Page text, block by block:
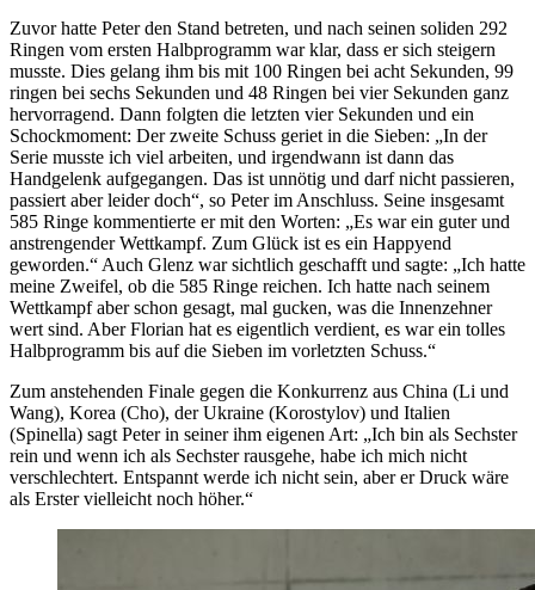
Zuvor hatte Peter den Stand betreten, und nach seinen soliden 292
Ringen vom ersten Halbprogramm war klar, dass er sich steigern
musste. Dies gelang ihm bis mit 100 Ringen bei acht Sekunden, 99
ringen bei sechs Sekunden und 48 Ringen bei vier Sekunden ganz
hervorragend. Dann folgten die letzten vier Sekunden und ein
Schockmoment: Der zweite Schuss geriet in die Sieben: „In der
Serie musste ich viel arbeiten, und irgendwann ist dann das
Handgelenk aufgegangen. Das ist unnötig und darf nicht passieren,
passiert aber leider doch“, so Peter im Anschluss. Seine insgesamt
585 Ringe kommentierte er mit den Worten: „Es war ein guter und
anstrengender Wettkampf. Zum Glück ist es ein Happyend
geworden.“ Auch Glenz war sichtlich geschafft und sagte: „Ich hatte
meine Zweifel, ob die 585 Ringe reichen. Ich hatte nach seinem
Wettkampf aber schon gesagt, mal gucken, was die Innenzehner
wert sind. Aber Florian hat es eigentlich verdient, es war ein tolles
Halbprogramm bis auf die Sieben im vorletzten Schuss.“
Zum anstehenden Finale gegen die Konkurrenz aus China (Li und
Wang), Korea (Cho), der Ukraine (Korostylov) und Italien
(Spinella) sagt Peter in seiner ihm eigenen Art: „Ich bin als Sechster
rein und wenn ich als Sechster rausgehe, habe ich mich nicht
verschlechtert. Entspannt werde ich nicht sein, aber er Druck wäre
als Erster vielleicht noch höher.“